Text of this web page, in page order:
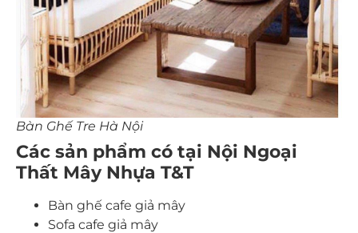
Bàn Ghế Tre Hà Nội
Các sản phẩm có tại Nội Ngoại
Thất Mây Nhựa T&T
Bàn ghế cafe giả mây
Sofa cafe giả mây